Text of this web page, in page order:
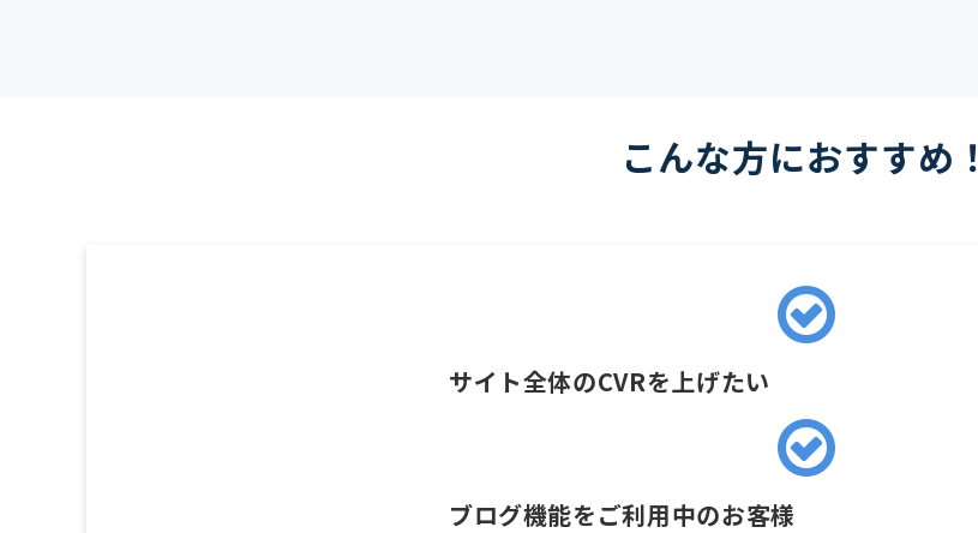
こんな方におすすめ！
サイト全体のCVRを上げたい
ブログ機能をご利用中のお客様